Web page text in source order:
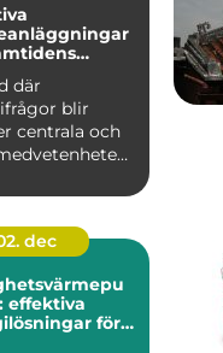
där
blir
centrala och
dec
effektiva
för